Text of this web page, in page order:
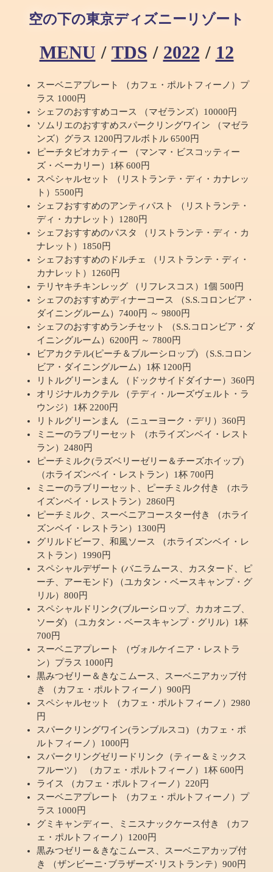
空の下の東京ディズニーリゾート
MENU / TDS / 2022 / 12
スーベニアプレート （カフェ・ポルトフィーノ）プ
ラス 1000円
シェフのおすすめコース （マゼランズ）10000円
ソムリエのおすすめスパークリングワイン （マゼラ
ンズ）グラス 1200円フルボトル 6500円
ピーチタピオカティー （マンマ・ビスコッティー
ズ・ベーカリー）1杯 600円
スペシャルセット （リストランテ・ディ・カナレッ
ト）5500円
シェフおすすめのアンティパスト （リストランテ・
ディ・カナレット）1280円
シェフおすすめのパスタ （リストランテ・ディ・カ
ナレット）1850円
シェフおすすめのドルチェ （リストランテ・ディ・
カナレット）1260円
テリヤキチキンレッグ （リフレスコス）1個 500円
シェフのおすすめディナーコース （S.S.コロンビア・
ダイニングルーム）7400円 ～ 9800円
シェフのおすすめランチセット （S.S.コロンビア・ダ
イニングルーム）6200円 ～ 7800円
ビアカクテル(ピーチ＆ブルーシロップ) （S.S.コロン
ビア・ダイニングルーム）1杯 1200円
リトルグリーンまん （ドックサイドダイナー）360円
オリジナルカクテル （テディ・ルーズヴェルト・ラ
ウンジ）1杯 2200円
リトルグリーンまん （ニューヨーク・デリ）360円
ミニーのラブリーセット （ホライズンベイ・レスト
ラン）2480円
ピーチミルク(ラズベリーゼリー＆チーズホイップ)
（ホライズンベイ・レストラン）1杯 700円
ミニーのラブリーセット、ピーチミルク付き （ホラ
イズンベイ・レストラン）2860円
ピーチミルク、スーベニアコースター付き （ホライ
ズンベイ・レストラン）1300円
グリルドビーフ、和風ソース （ホライズンベイ・レ
ストラン）1990円
スペシャルデザート (バニラムース、カスタード、ピ
ーチ、アーモンド) （ユカタン・ベースキャンプ・グ
リル）800円
スペシャルドリンク(ブルーシロップ、カカオニブ、
ソーダ) （ユカタン・ベースキャンプ・グリル）1杯
700円
スーベニアプレート （ヴォルケイニア・レストラ
ン）プラス 1000円
黒みつゼリー＆きなこムース、スーベニアカップ付
き （カフェ・ポルトフィーノ）900円
スペシャルセット （カフェ・ポルトフィーノ）2980
円
スパークリングワイン(ランブルスコ) （カフェ・ポ
ルトフィーノ）1000円
スパークリングゼリードリンク（ティー＆ミックス
フルーツ） （カフェ・ポルトフィーノ）1杯 600円
ライス （カフェ・ポルトフィーノ）220円
スーベニアプレート （カフェ・ポルトフィーノ）プ
ラス 1000円
グミキャンディー、ミニスナックケース付き （カフ
ェ・ポルトフィーノ）1200円
黒みつゼリー＆きなこムース、スーベニアカップ付
き （ザンビーニ･ブラザーズ･リストランテ）900円